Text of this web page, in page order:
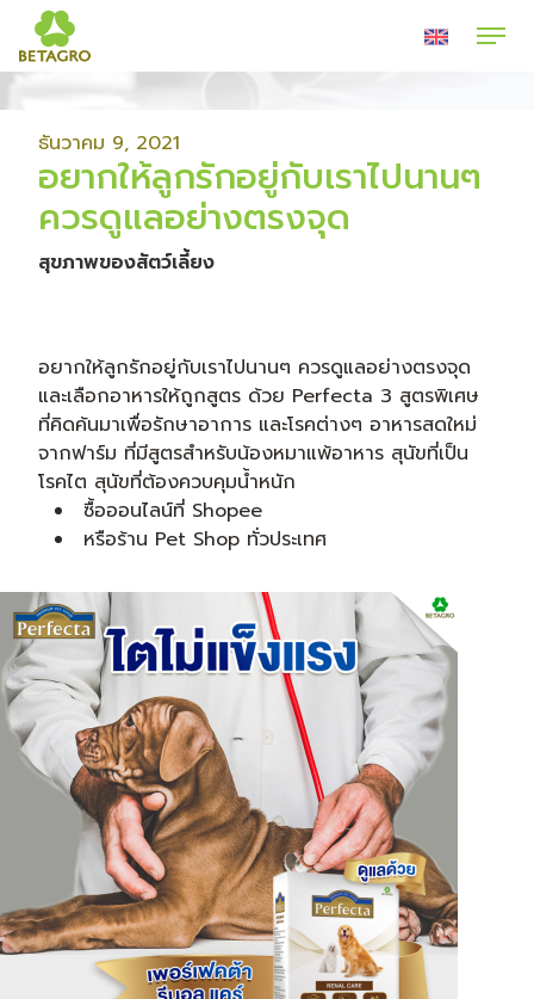
ธันวาคม 9, 2021
อยากให้ลูกรักอยู่กับเราไปนานๆ
ควรดูแลอย่างตรงจุด
สุขภาพของสัตว์เลี้ยง
อยากให้ลูกรักอยู่กับเราไปนานๆ ควรดูแลอย่างตรงจุด
และเลือกอาหารให้ถูกสูตร ด้วย Perfecta 3 สูตรพิเศษ
ที่คิดค้นมาเพื่อรักษาอาการ และโรคต่างๆ อาหารสดใหม่
จากฟาร์ม ที่มีสูตรสำหรับน้องหมาแพ้อาหาร สุนัขที่เป็น
โรคไต สุนัขที่ต้องควบคุมน้ำหนัก
ซื้อออนไลน์ที่ Shopee
หรือร้าน Pet Shop ทั่วประเทศ